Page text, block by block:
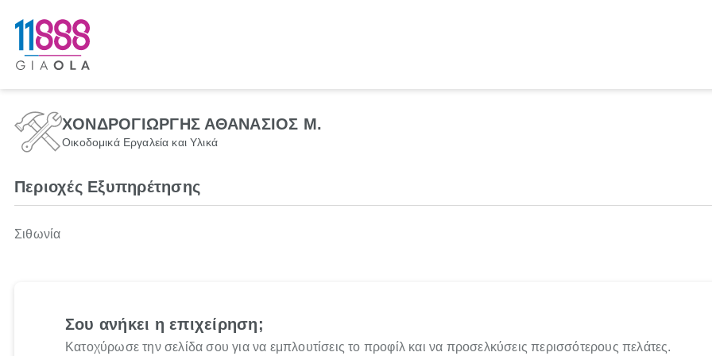
ΧΟΝΔΡΟΓΙΩΡΓΗΣ ΑΘΑΝΑΣΙΟΣ Μ.
Οικοδομικά Εργαλεία και Υλικά
Περιοχές Εξυπηρέτησης
Σιθωνία
Σου ανήκει η επιχείρηση;
Κατοχύρωσε την σελίδα σου για να εμπλουτίσεις το προφίλ και να προσελκύσεις περισσότερους πελάτες.